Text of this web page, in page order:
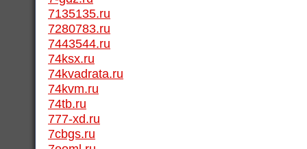
7135135.ru
7280783.ru
7443544.ru
74ksx.ru
74kvadrata.ru
74kvm.ru
74tb.ru
777-xd.ru
7cbgs.ru